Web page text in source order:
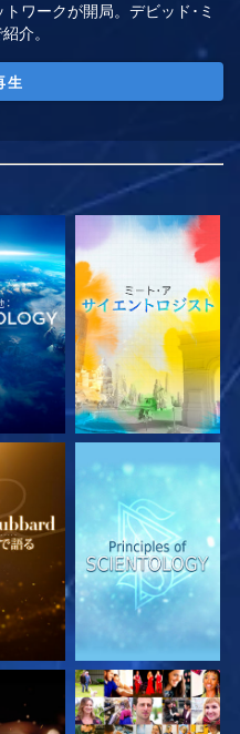
ワークが開局。デビッド･ミ
介。
生
求 シリーズを探求